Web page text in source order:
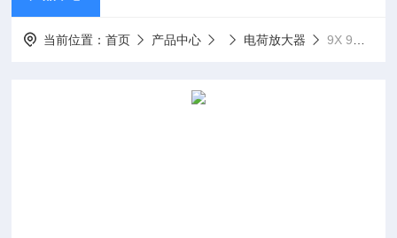
当前位置：首页 产品中心 电荷放大器 9X 9通道信号调节系列